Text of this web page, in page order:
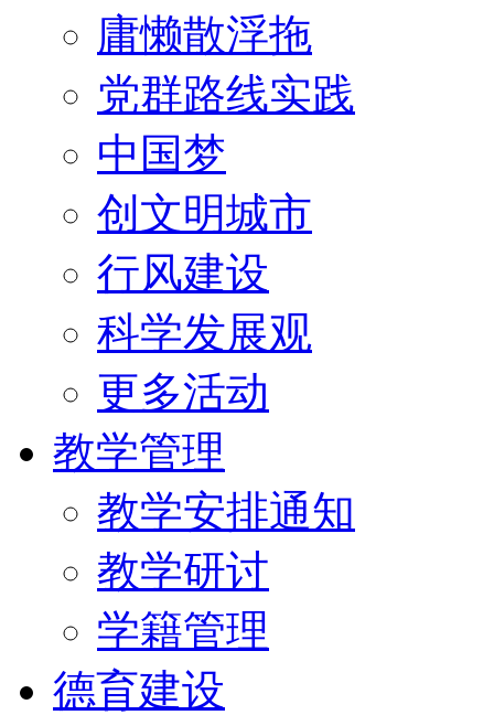
庸懒散浮拖
党群路线实践
中国梦
创文明城市
行风建设
科学发展观
更多活动
教学管理
教学安排通知
教学研讨
学籍管理
德育建设